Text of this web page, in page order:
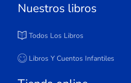
Nuestros libros
Todos Los Libros
Libros Y Cuentos Infantiles